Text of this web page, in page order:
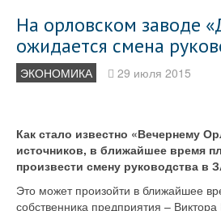
На орловском заводе
ожидается смена
ЭКОНОМИКА 29 июля 2015
Как стало известно «Вечернему
источников, в ближайшее время
произвести смену руководства в
Это может произойти в ближайшее
собственника предприятия –